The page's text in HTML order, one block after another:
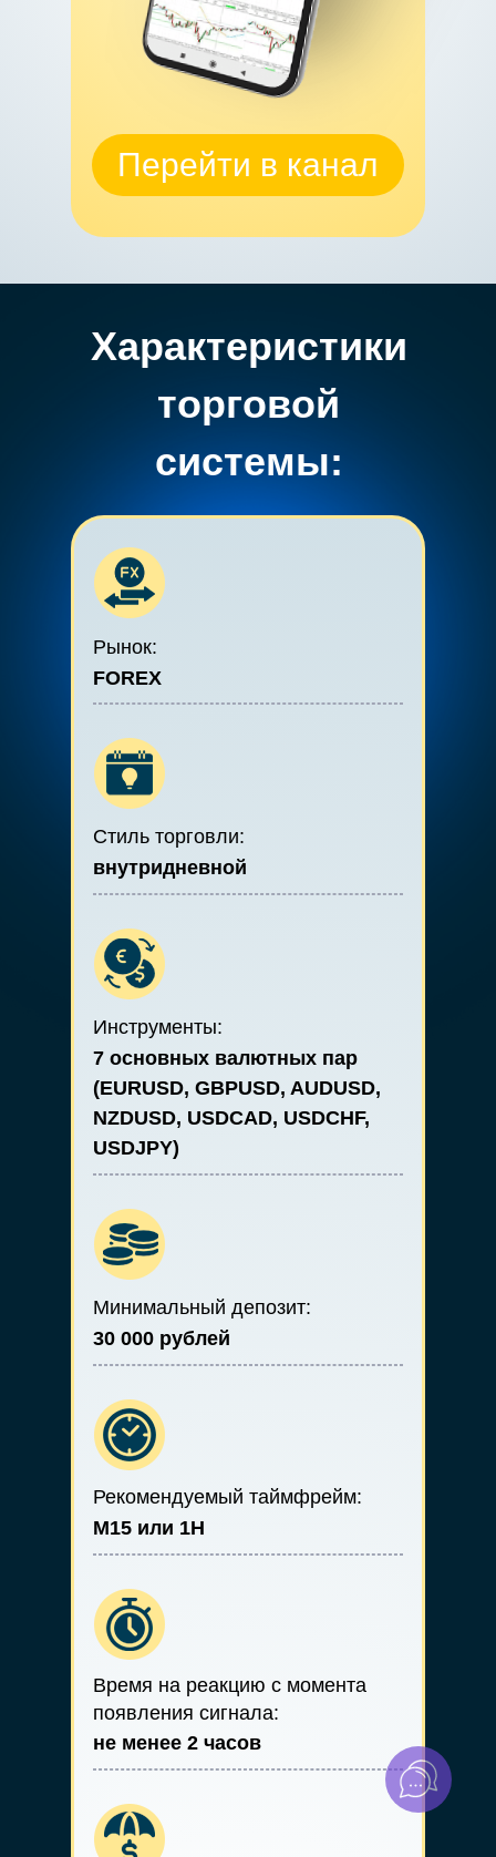
Перейти в канал
Характеристики
торговой
системы:
Рынок:
FOREX
Стиль торговли:
внутридневной
Инструменты:
7 основных валютных пар
(EURUSD, GBPUSD, AUDUSD,
NZDUSD, USDCAD, USDCHF,
USDJPY)
Минимальный депозит:
30 000 рублей
Рекомендуемый таймфрейм:
М15 или 1Н
Время на реакцию с момента
появления сигнала:
не менее 2 часов